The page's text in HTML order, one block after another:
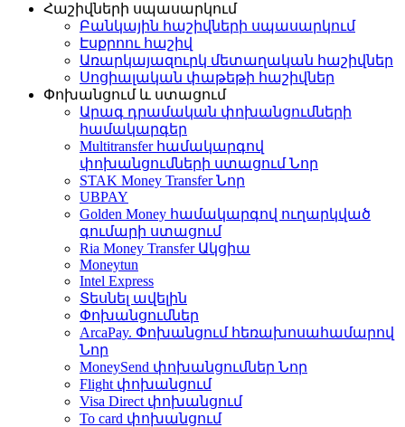
Հաշիվների սպասարկում
Բանկային հաշիվների սպասարկում
Էսքրոու հաշիվ
Առարկայազուրկ մետաղական հաշիվներ
Սոցիալական փաթեթի հաշիվներ
Փոխանցում և ստացում
Արագ դրամական փոխանցումների
համակարգեր
Multitransfer համակարգով
փոխանցումների ստացումՆոր
STAK Money TransferՆոր
UBPAY
Golden Money համակարգով ուղարկված
գումարի ստացում
Ria Money Transfer Ակցիա
Moneytun
Intel Express
Տեսնել ավելին
Փոխանցումներ
ArcaPay. Փոխանցում հեռախոսահամարով
Նոր
MoneySend փոխանցումներ Նոր
Flight փոխանցում
Visa Direct փոխանցում
To card փոխանցում